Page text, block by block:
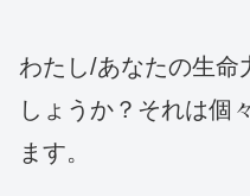
わたし/あなたの生命
しょうか？それは個
ます。